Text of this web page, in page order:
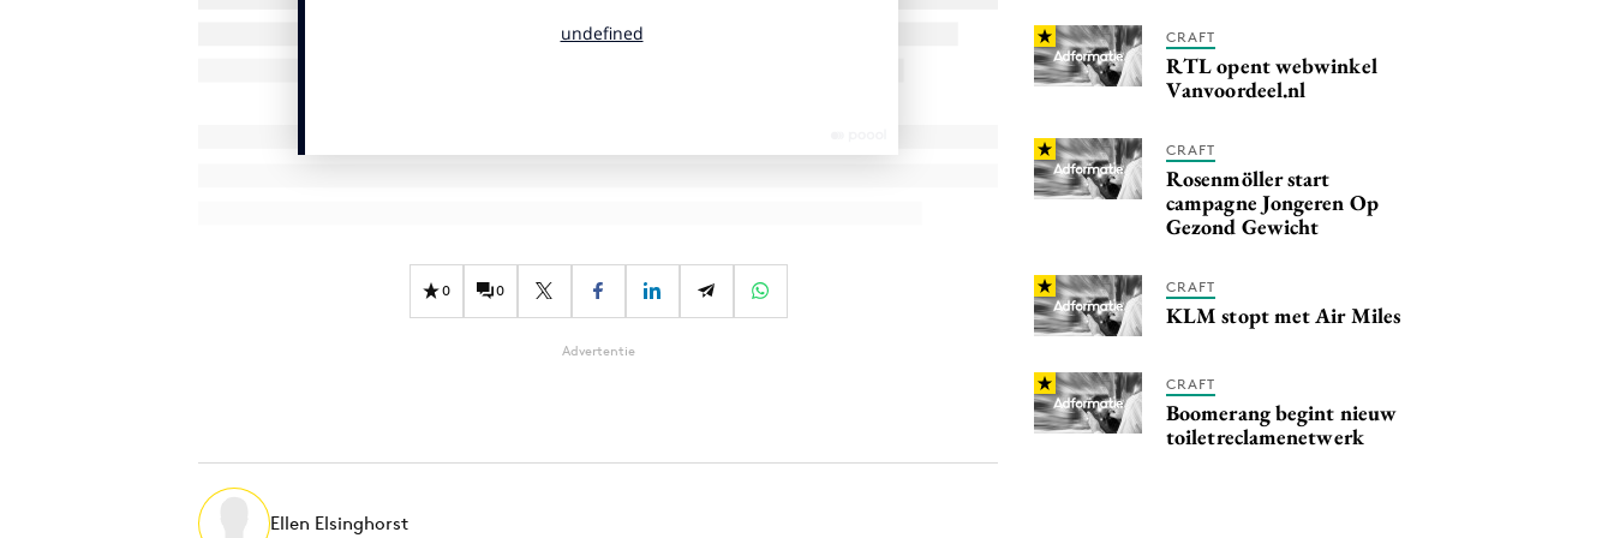
0 0
Advertentie
Ellen Elsinghorst
CRAFT
RTL opent webwinkel
Vanvoordeel.nl
CRAFT
Rosenmöller start
campagne Jongeren Op
Gezond Gewicht
CRAFT
KLM stopt met Air Miles
CRAFT
Boomerang begint nieuw
toiletreclamenetwerk